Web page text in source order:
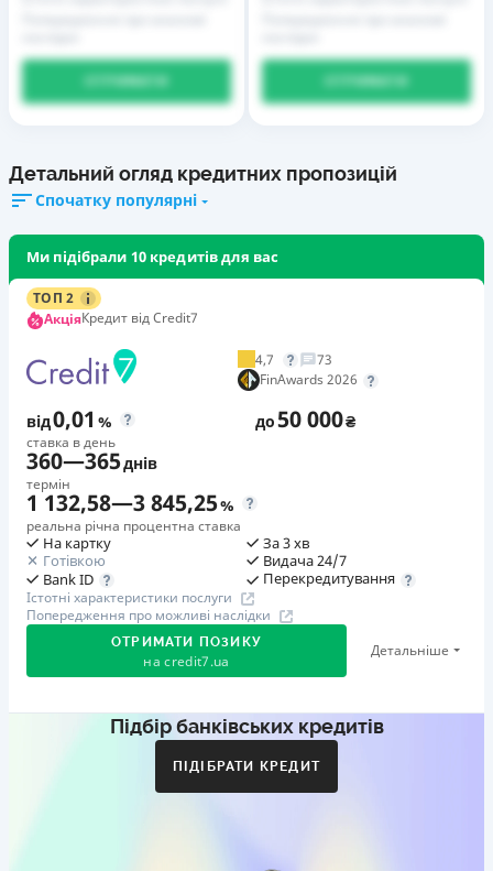
ОТРИМАТИ ОТРИМАТИ
Детальний огляд кредитних пропозицій
Спочатку популярні
Ми підібрали 10 кредитів для вас
ТОП 2
АкціяКредит від Credit7
4,7
73
FinAwards 2026
від0,01 %
ставка в день
до50 000₴
360—365днів
термін
1 132,58—3 845,25%
реальна річна процентна ставка
На картку
Готівкою
Bank ID
За 3 хв
Видача 24/7
Перекредитування
Істотні характеристики послуги
Попередження про можливі наслідки
ОТРИМАТИ ПОЗИКУ
на credit7.ua
Детальніше
Акція: «Кешбек за друга»
Коли друг реєструється та отримує перший кредит
Підбір банківських кредитів
ПІДІБРАТИ КРЕДИТ